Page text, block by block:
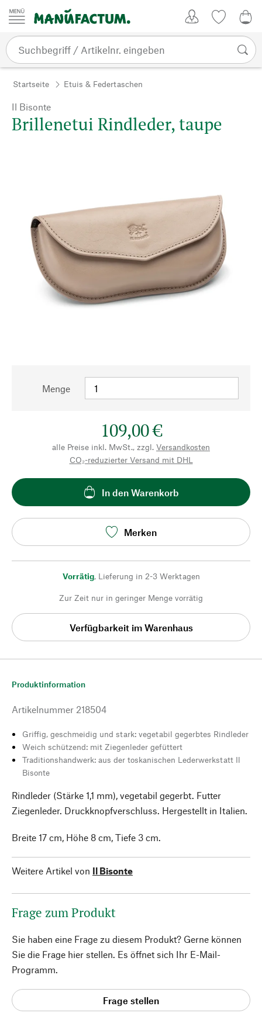
Zum Inhalt springen
Startseite Etuis & Federtaschen
Il Bisonte
Brillenetui Rindleder, taupe
Menge
109,00 €
alle Preise inkl. MwSt., zzgl. Versandkosten
CO₂-reduzierter Versand mit DHL
In den Warenkorb
Merken
Vorrätig, Lieferung in 2-3 Werktagen
Zur Zeit nur in geringer Menge vorrätig
Verfügbarkeit im Warenhaus
Produktinformation
Artikelnummer 218504
Griffig, geschmeidig und stark: vegetabil gegerbtes Rindleder
Weich schützend: mit Ziegenleder gefüttert
Traditionshandwerk: aus der toskanischen Lederwerkstatt Il
Bisonte
Rindleder (Stärke 1,1 mm), vegetabil gegerbt. Futter
Ziegenleder. Druckknopfverschluss. Hergestellt in Italien.
Breite 17 cm, Höhe 8 cm, Tiefe 3 cm.
Weitere Artikel von Il Bisonte
Frage zum Produkt
Sie haben eine Frage zu diesem Produkt? Gerne können
Sie die Frage hier stellen. Es öffnet sich Ihr E-Mail-
Programm.
Frage stellen